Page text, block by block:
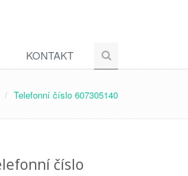
KONTAKT
Telefonní číslo 607305140
číslo